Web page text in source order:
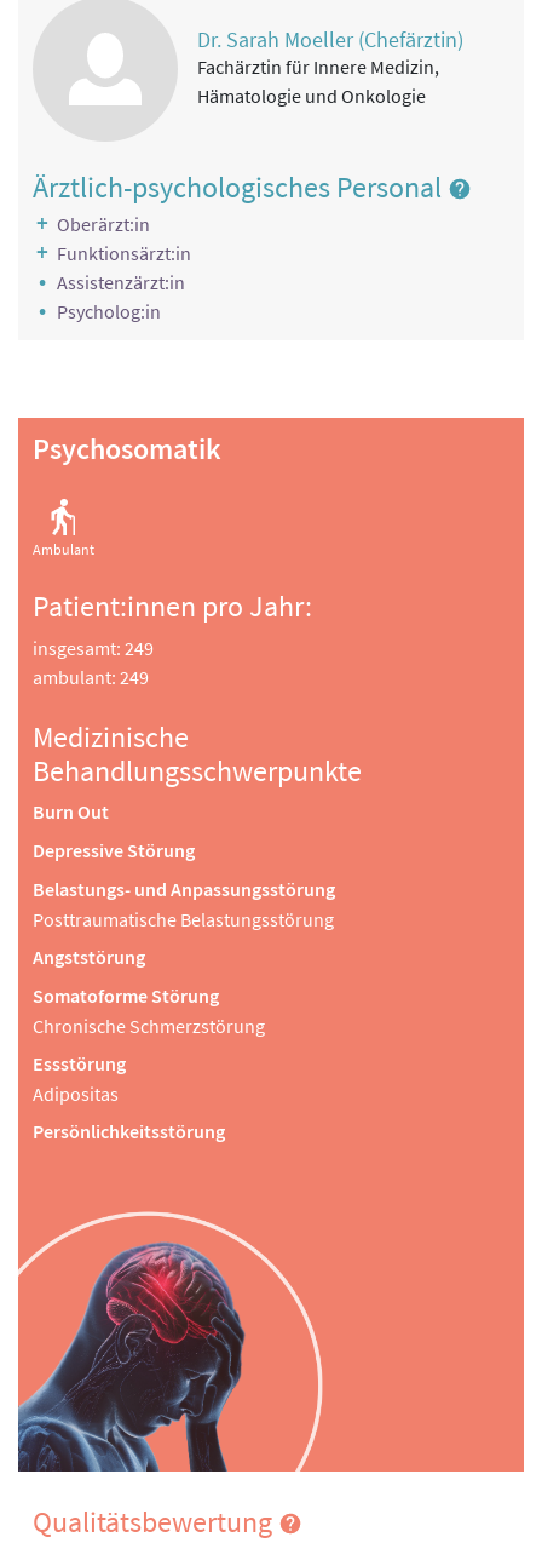
Musiktherapie
Kunsttherapie
Medizinische Trainingstherapie
Psychotherapie
Psychotherapie
Reha-Pflege
Reha-Pflege
Physikalische Therapie
Physikalische Therapie
Rekreationstherapie
Musiktherapie, Kunsttherapie
Ernährung
Dr. Sarah Moeller (Chefärztin)
Fachärztin für Innere Medizin,
Hämatologie und Onkologie
Ärztlich-psychologisches Personal
Oberärzt:in
Funktionsärzt:in
Assistenzärzt:in
Psycholog:in
Psychosomatik
Ambulant
Patient:innen pro Jahr:
insgesamt: 249
ambulant: 249
Medizinische
Behandlungsschwerpunkte
Burn Out
Depressive Störung
Belastungs- und Anpassungsstörung
Posttraumatische Belastungsstörung
Angststörung
Somatoforme Störung
Chronische Schmerzstörung
Essstörung
Adipositas
Persönlichkeitsstörung
Qualitätsbewertung